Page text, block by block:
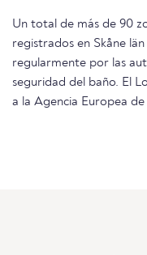
Un total de más de 90
registrados en Skåne
regularmente por las
seguridad del baño. El
a la Agencia Europea